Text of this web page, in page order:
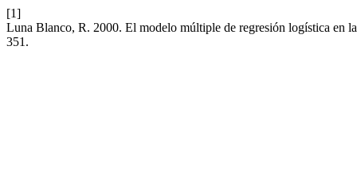
[1]
Luna Blanco, R. 2000. El modelo múltiple de regresión logística en
351.